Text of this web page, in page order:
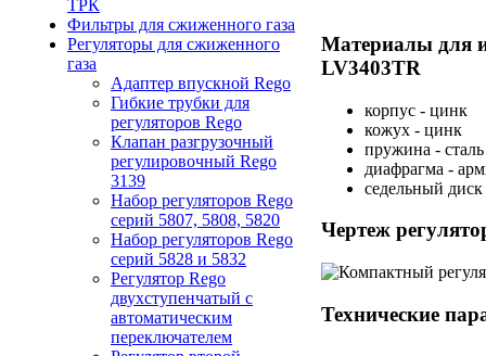
ТРК
Фильтры для сжиженного газа
Регуляторы для сжиженного
газа
Адаптер впускной Rego
Гибкие трубки для
регуляторов Rego
Клапан разгрузочный
регулировочный Rego
3139
Набор регуляторов Rego
серий 5807, 5808, 5820
Набор регуляторов Rego
серий 5828 и 5832
Регулятор Rego
двухступенчатый с
автоматическим
переключателем
Материалы для
LV3403TR
корпус - цинк
кожух - цинк
пружина - сталь
диафрагма -
седельный диск
Чертеж
Технические